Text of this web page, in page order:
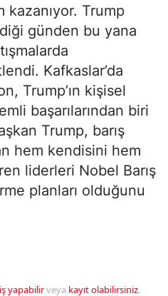
kazanıyor. Trump
günden bu yana
Kafkaslar’da
Trump’ın kişisel
başarılarından biri
Trump, barış
hem kendisini hem
liderleri Nobel Barış
planları olduğunu
yapabilirveya kayıt olabilirsiniz.